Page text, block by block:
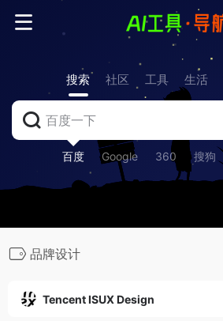
搜索 社区 工具 生活
百度 Google 360 搜狗
品牌设计
Tencent ISUX Design